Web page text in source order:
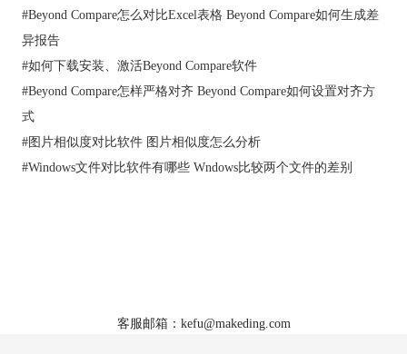
Compare图标，在展开的菜单中选择“属性”选项卡，打开属性窗
口，切换到“快捷方式”页面，在界面“目标”栏目中查看Beyond
Compare的安装路径。
#Beyond Compare怎么对比Excel表格 Beyond Compare如何生成差
异报告
#如何下载安装、激活Beyond Compare软件
#Beyond Compare怎样严格对齐 Beyond Compare如何设置对齐方
式
#图片相似度对比软件 图片相似度怎么分析
#Windows文件对比软件有哪些 Wndows比较两个文件的差别
客服邮箱：kefu@makeding.com